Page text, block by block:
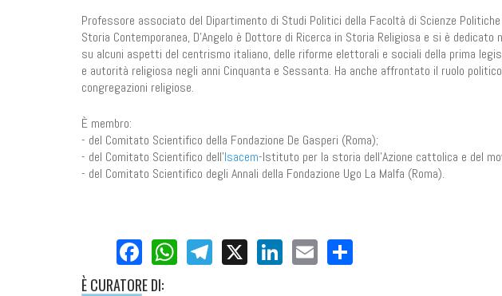
Professore associato del Dipartimento di Studi Politici della Facoltà di Scienze
Storia Contemporanea, D'Angelo è Dottore di Ricerca in Storia Religiosa e si è
su alcuni aspetti del centrismo italiano, delle riforme elettorali e sociali della prima
e autorità religiosa negli anni Cinquanta e Sessanta. Ha anche affrontato il ruolo
congregazioni religiose.
È membro:
- del Comitato Scientifico della Fondazione De Gasperi (Roma);
- del Comitato Scientifico dell’Isacem-Istituto per la storia dell'Azione cattolica e del
- del Comitato Scientifico degli Annali della Fondazione Ugo La Malfa (Roma).
Facebook
WhatsApp
Telegram
X LinkedIn
Email
ÈCURATORE DI: